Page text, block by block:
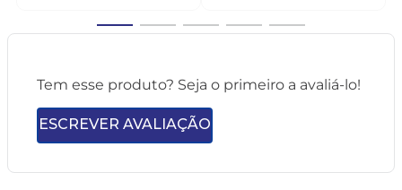
Tem esse produto? Seja o primeiro a avaliá-lo!
ESCREVER AVALIAÇÃO